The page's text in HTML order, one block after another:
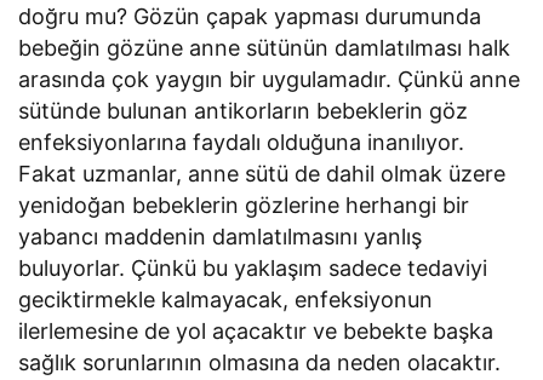
doğru mu? Gözün çapak yapması durumunda
bebeğin gözüne anne sütünün damlatılması halk
arasında çok yaygın bir uygulamadır. Çünkü anne
sütünde bulunan antikorların bebeklerin göz
enfeksiyonlarına faydalı olduğuna inanılıyor.
Fakat uzmanlar, anne sütü de dahil olmak üzere
yenidoğan bebeklerin gözlerine herhangi bir
yabancı maddenin damlatılmasını yanlış
buluyorlar. Çünkü bu yaklaşım sadece tedaviyi
geciktirmekle kalmayacak, enfeksiyonun
ilerlemesine de yol açacaktır ve bebekte başka
sağlık sorunlarının olmasına da neden olacaktır.